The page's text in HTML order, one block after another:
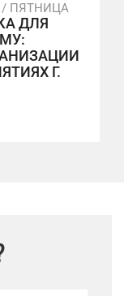
/ ПЯТНИЦА
ДЛЯ
Г.